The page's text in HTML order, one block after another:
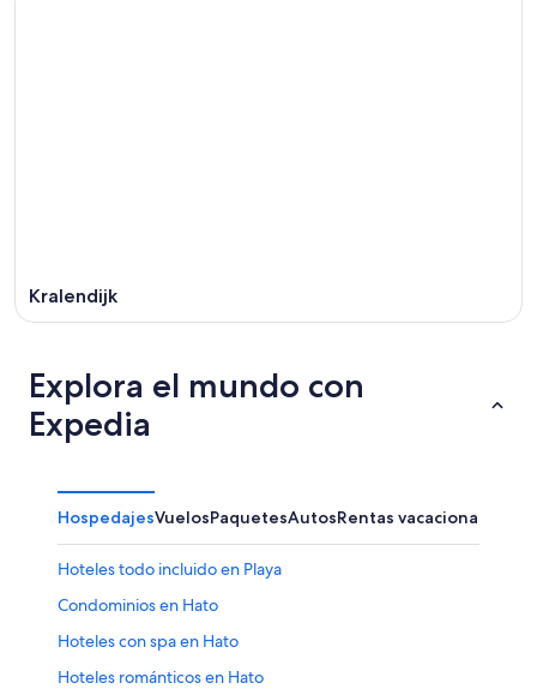
Kralendijk
Explora el mundo con
Expedia
HospedajesVuelosPaquetesAutosRentas vacacionales
Hoteles todo incluido en Playa
Condominios en Hato
Hoteles con spa en Hato
Hoteles románticos en Hato